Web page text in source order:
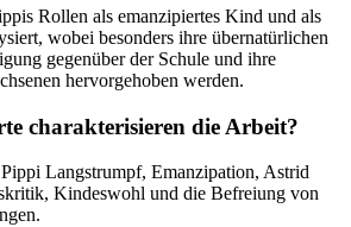
Rollen als emanzipiertes Kind und als
wobei besonders ihre übernatürlichen
gegenüber der Schule und ihre
hervorgehoben werden.
charakterisieren die Arbeit?
Langstrumpf, Emanzipation, Astrid
Kindeswohl und die Befreiung von